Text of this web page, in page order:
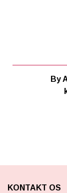
By
KONTAKT OS